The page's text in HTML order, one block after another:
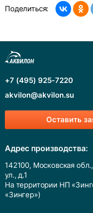
Поделиться:
Оставить
+7 (495) 925-7220
akvilon@akvilon.su
Адрес производства:
142100, Московская
ул., д.1
На территории НП
«Зингер»)